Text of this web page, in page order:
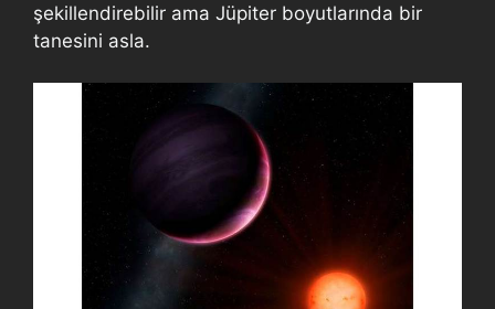
şekillendirebilir ama Jüpiter boyutlarında bir
tanesini asla.